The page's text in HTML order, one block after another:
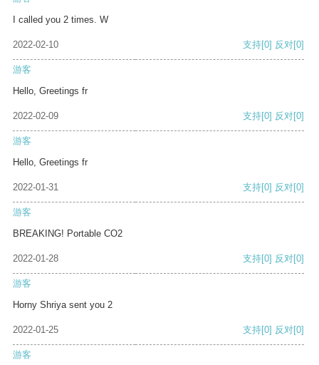
I called you 2 times. W
2022-02-10 支持[0] 反对[0]
游客
Hello, Greetings fr
2022-02-09 支持[0] 反对[0]
游客
Hello, Greetings fr
2022-01-31 支持[0] 反对[0]
游客
BREAKING! Portable CO2
2022-01-28 支持[0] 反对[0]
游客
Horny Shriya sent you 2
2022-01-25 支持[0] 反对[0]
游客